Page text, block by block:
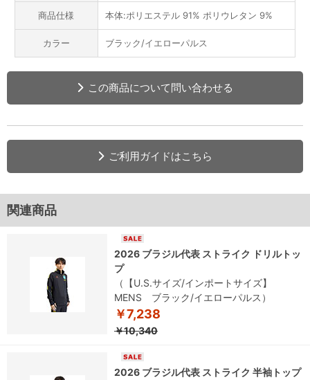
商品仕様 本体:ポリエステル 91% ポリウレタン 9%
カラー ブラック/イエローパルス
この商品について問い合わせる
ご利用ガイドはこちら
関連商品
2026 ブラジル代表 ストライク ドリルトッ
プ
（【U.S.サイズ/インポートサイズ】
MENS ブラック/イエローパルス）
￥7,238
￥10,340
2026 ブラジル代表 ストライク 半袖トップ